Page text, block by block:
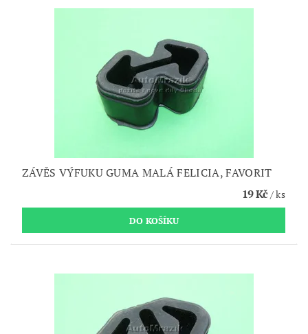
ZÁVĚS VÝFUKU GUMA MALÁ FELICIA, FAVORIT
19 Kč/ ks